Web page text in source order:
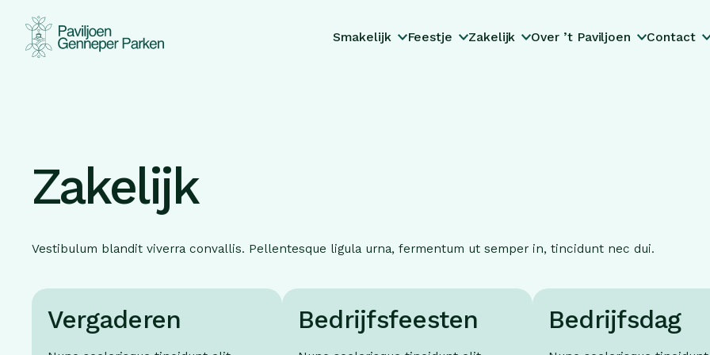
Smakelijk
Kids eten gratis!
Feestje
Koffietafel Upcoming…
Zakelijk
Jubileum vieren Lunch & diner Kerst (zakelijk)
Over ’t Paviljoen
Terrassen
Contact
Zakelijk
Vestibulum blandit viverra convallis. Pellentesque ligula urna, fermentum ut semper in, tincidunt nec dui.
Vergaderen Bedrijfsfeesten Bedrijfsdag